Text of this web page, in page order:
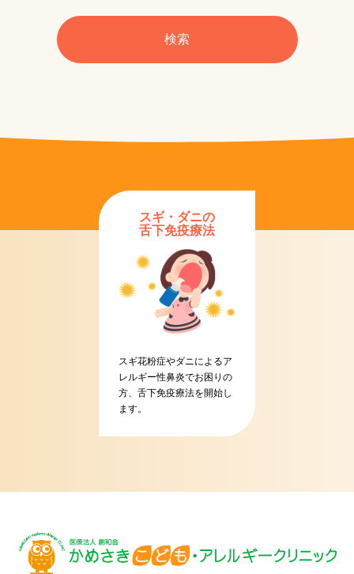
スギ・ダニの
舌下免疫療法
スギ花粉症やダニによるア
レルギー性鼻炎でお困りの
方、舌下免疫療法を開始し
ます。